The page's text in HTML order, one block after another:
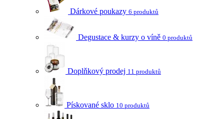
Dárkové poukazy 6 produktů
Degustace & kurzy o víně 0 produktů
Doplňkový prodej 11 produktů
Pískované sklo 10 produktů